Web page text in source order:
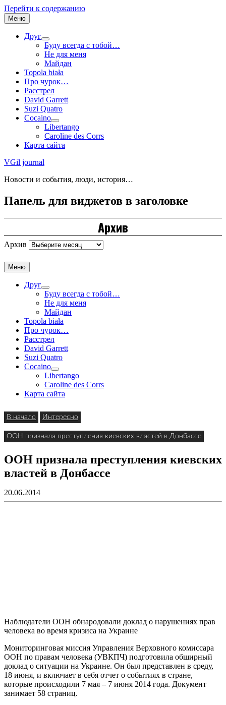
Перейти к содержанию
Меню
Друг
Буду всегда с тобой…
Не для меня
Майдан
Topola biała
Про чурок…
Расстрел
David Garrett
Suzi Quatro
Cocaino
Libertango
Caroline des Corrs
Карта сайта
VGil journal
Новости и события, люди, история…
Панель для виджетов в заголовке
Архив
Архив
Меню
Друг
Буду всегда с тобой…
Не для меня
Майдан
Topola biała
Про чурок…
Расстрел
David Garrett
Suzi Quatro
Cocaino
Libertango
Caroline des Corrs
Карта сайта
В начало Интересно
ООН признала преступления киевских властей в Донбассе
ООН признала преступления киевских
властей в Донбассе
20.06.2014
Наблюдатели ООН обнародовали доклад о нарушениях прав
человека во время кризиса на Украине
Мониторинговая миссия Управления Верховного комиссара
ООН по правам человека (УВКПЧ) подготовила обширный
доклад о ситуации на Украине. Он был представлен в среду,
18 июня, и включает в себя отчет о событиях в стране,
которые происходили 7 мая – 7 июня 2014 года. Документ
занимает 58 страниц.